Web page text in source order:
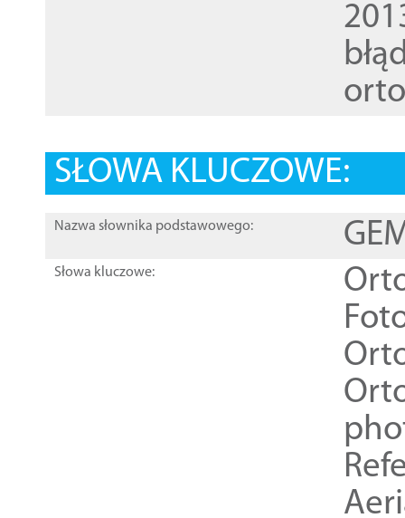
SŁOWA KLUCZOWE:
Nazwa słownika podstawowego:
Słowa kluczowe: